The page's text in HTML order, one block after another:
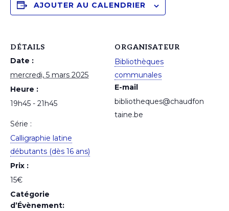
AJOUTER AU CALENDRIER
DÉTAILS
Date :
mercredi, 5 mars 2025
Heure :
19h45 - 21h45
Série :
Calligraphie latine
débutants (dès 16 ans)
Prix :
15€
Catégorie
d’Évènement:
ORGANISATEUR
Bibliothèques
communales
E-mail
bibliotheques@chaudfon
taine.be